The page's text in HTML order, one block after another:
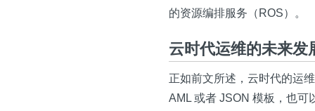
的资源编排服务（ROS）。
云时代运维的未来发
正如前文所述，云时代的运
AML 或者 JSON 模板，也可